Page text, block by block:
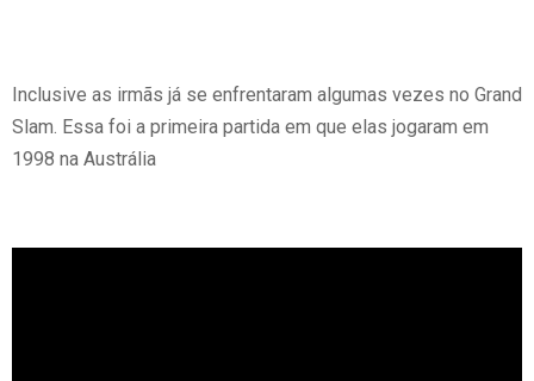
Inclusive as irmãs já se enfrentaram algumas vezes no Grand
Slam. Essa foi a primeira partida em que elas jogaram em
1998 na Austrália